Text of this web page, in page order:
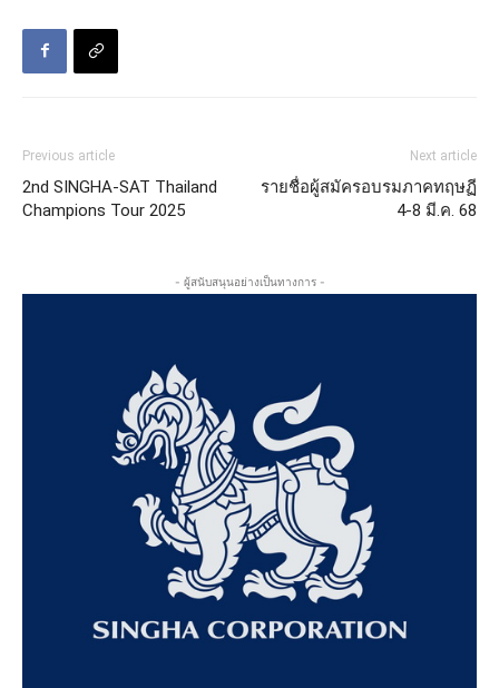
Previous article
2nd SINGHA-SAT Thailand
Champions Tour 2025
Next article
รายชื่อผู้สมัครอบรมภาคทฤษฏี
4-8 มี.ค. 68
- ผู้สนับสนุนอย่างเป็นทางการ -